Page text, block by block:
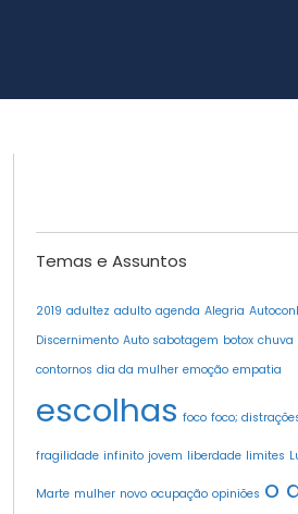
Temas e Assuntos
2019 adultez adulto agenda Alegria
Discernimento Auto sabotagem botox chuva
contornos dia da mulher emoção empatia
escolhas foco foco;
fragilidade infinito jovem liberdade limites
Marte mulher novo ocupação opiniões o